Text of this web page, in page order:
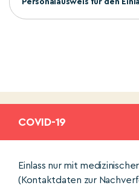
Personalausweis für den
COVID-19
Einlass nur mit
(Kontaktdaten zur